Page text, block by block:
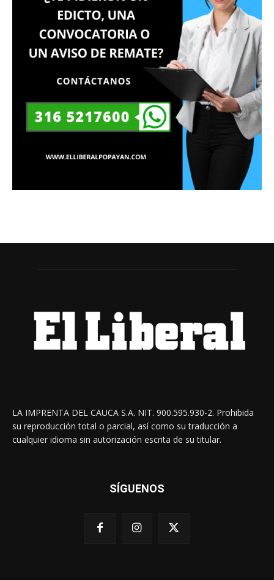
LA IMPRENTA DEL CAUCA S.A. NIT. 900.595.930-2. Prohibida
su reproducción total o parcial, así como su traducción a
cualquier idioma sin autorización escrita de su titular.
SÍGUENOS